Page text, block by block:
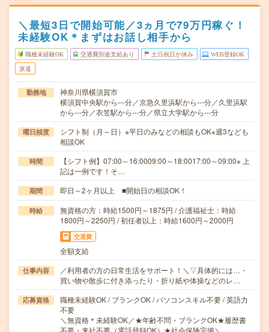
＼最短3日で開始可能／3ヵ月で79万円稼ぐ！
未経験OK＊まずはお話し相手から
職種未経験OK 交通費別途支給あり 土日祝日が休み WEB登録OK
派遣
勤務地
神奈川県横須賀市
横須賀中央駅から---分／京急久里浜駅から---分／久里浜駅
から---分／衣笠駅から---分／県立大学駅から---分
曜日頻度
シフト制（月～日）※平日のみなどの相談もOK※週3なども
相談OK
時間
【シフト例】07:00～16:0009:00～18:0017:00～09:00※ 上
記は一例です！そ…
期間 即日～2ヶ月以上 ■開始日の相談OK！
時給
無資格の方：時給1500円～1875円 / 介護福祉士：時給
1800円～2250円 / 初任者以上：時給1600円～2000円
交通費
全額支給
仕事内容
／利用者の方の日常生活をサポート！＼▽具体的には…・
買い物や散歩に付き添ったり・折り紙や体操などのレ…
応募資格
職種未経験OK / ブランクOK / パソコンスキル不要 / 英語力
不要
＼無資格＊未経験OK／★年齢不問・ブランクOK★履歴書
不要・来社不要（電話登録OK）★社会保険完備＼…